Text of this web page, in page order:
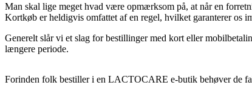
Man skal lige meget hvad være opmærksom på, at når en
Kortkøb er heldigvis omfattet af en regel, hvilket garanterer os
Generelt slår vi et slag for bestillinger med kort eller
længere periode.
Forinden folk bestiller i en LACTOCARE e-butik behøver de